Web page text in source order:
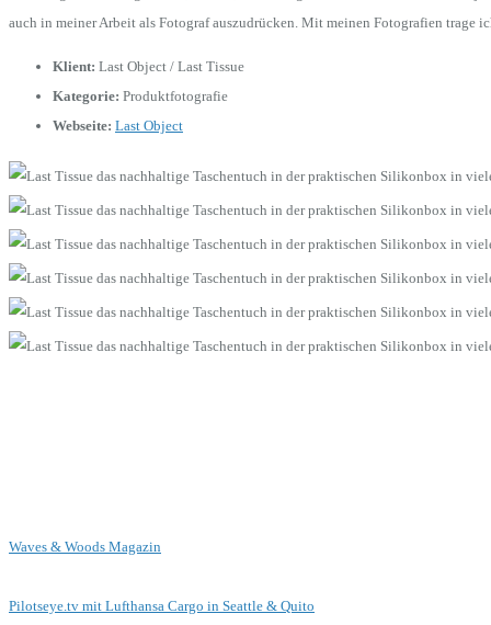
auch in meiner Arbeit als Fotograf auszudrücken. Mit meinen Fotografien trage
Klient: Last Object / Last Tissue
Kategorie: Produktfotografie
Webseite: Last Object
Waves & Woods Magazin
Pilotseye.tv mit Lufthansa Cargo in Seattle & Quito